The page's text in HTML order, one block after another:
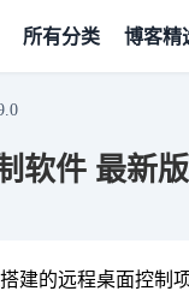
所有分类 博客精
软件 最新
建的远程桌面控